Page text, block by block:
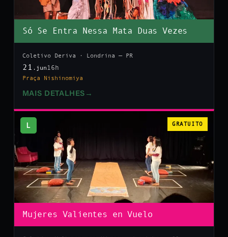
Só Se Entra Nessa Mata Duas Vezes
Coletivo Deriva · Londrina — PR
21 .jun 16h
Praça Nishinomiya
MAIS DETALHES →
L GRATUITO
Mujeres Valientes en Vuelo